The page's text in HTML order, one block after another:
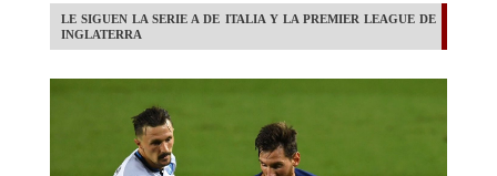
LE SIGUEN LA SERIE A DE ITALIA Y LA PREMIER LEAGUE DE
INGLATERRA